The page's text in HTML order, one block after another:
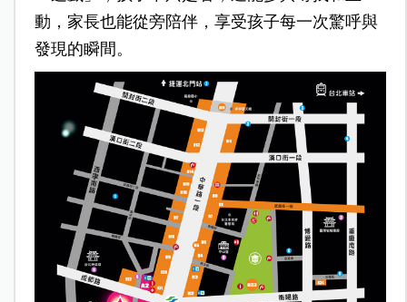
動，家長也能從旁陪伴，享受孩子每一次驚呼與
發現的瞬間。